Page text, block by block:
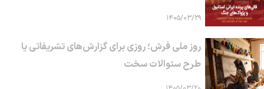
۱۴۰۵/۰۳/۲۹
روز ملی فرش؛ روزی برای گزارش‌های تشریفاتی یا
طرح سئوالات سخت